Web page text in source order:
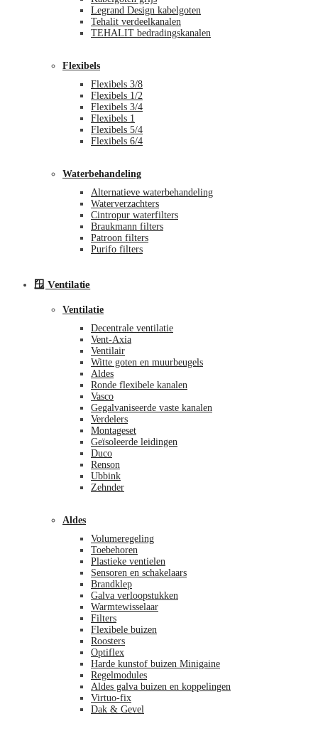
Legrand Design kabelgoten
Tehalit verdeelkanalen
TEHALIT bedradingskanalen
Flexibels
Flexibels 3/8
Flexibels 1/2
Flexibels 3/4
Flexibels 1
Flexibels 5/4
Flexibels 6/4
Waterbehandeling
Alternatieve waterbehandeling
Waterverzachters
Cintropur waterfilters
Braukmann filters
Patroon filters
Purifo filters
🪟 Ventilatie
Ventilatie
Decentrale ventilatie
Vent-Axia
Ventilair
Witte goten en muurbeugels
Aldes
Ronde flexibele kanalen
Vasco
Gegalvaniseerde vaste kanalen
Verdelers
Montageset
Geïsoleerde leidingen
Duco
Renson
Ubbink
Zehnder
Aldes
Volumeregeling
Toebehoren
Plastieke ventielen
Sensoren en schakelaars
Brandklep
Galva verloopstukken
Warmtewisselaar
Filters
Flexibele buizen
Roosters
Optiflex
Harde kunstof buizen Minigaine
Regelmodules
Aldes galva buizen en koppelingen
Virtuo-fix
Dak & Gevel